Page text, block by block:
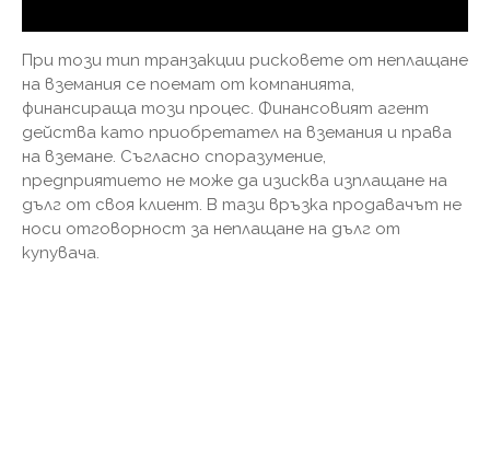
При този тип транзакции рисковете от неплащане
на вземания се поемат от компанията,
финансираща този процес. Финансовият агент
действа като приобретател на вземания и права
на вземане. Съгласно споразумение,
предприятието не може да изисква изплащане на
дълг от своя клиент. В тази връзка продавачът не
носи отговорност за неплащане на дълг от
купувача.